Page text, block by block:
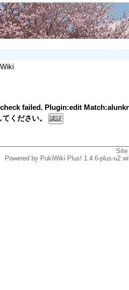
failed. Plugin:edit
ください。
Powered by PukiWiki Plus! 1.4.6-plus-u2